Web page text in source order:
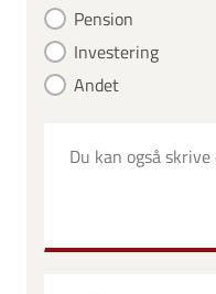
Pension
Investering
Andet